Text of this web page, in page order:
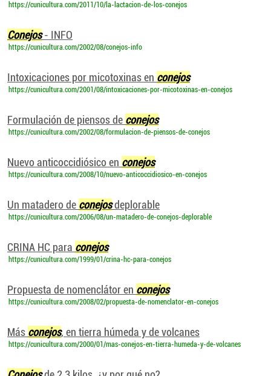
https://cunicultura.com/2011/10/la-lactacion-de-los-conejos
Conejos- INFO
https://cunicultura.com/2002/08/conejos-info
Intoxicaciones por micotoxinas en conejos
https://cunicultura.com/2001/08/intoxicaciones-por-micotoxinas-en-conejos
Formulación de piensos de conejos
https://cunicultura.com/2002/08/formulacion-de-piensos-de-conejos
Nuevo anticoccidiósico en conejos
https://cunicultura.com/2008/10/nuevo-anticoccidiosico-en-conejos
Un matadero de conejosdeplorable
https://cunicultura.com/2006/08/un-matadero-de-conejos-deplorable
CRINA HC para conejos
https://cunicultura.com/1999/01/crina-hc-para-conejos
Propuesta de nomenclátor en conejos
https://cunicultura.com/2008/02/propuesta-de-nomenclator-en-conejos
Más conejos, en tierra húmeda y de volcanes
https://cunicultura.com/2000/01/mas-conejos-en-tierra-humeda-y-de-volcanes